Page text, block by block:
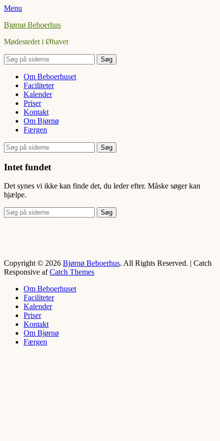
Menu
Bjørnø Beboerhus
Mødestedet i Øhavet
Søg
efter:
Primær
Menu
Spring
indhold
Om Beboerhuset
Faciliteter
Kalender
Priser
Kontakt
Om Bjørnø
Færgen
Søg
Søg
efter:
Intet fundet
Det synes vi ikke kan finde det, du leder efter. Måske søger kan
hjælpe.
Søg
efter:
Copyright © 2026 Bjørnø Beboerhus. All Rights Reserved. | Catch
Responsive afCatch Themes
Om Beboerhuset
Faciliteter
Kalender
Priser
Kontakt
Om Bjørnø
Færgen